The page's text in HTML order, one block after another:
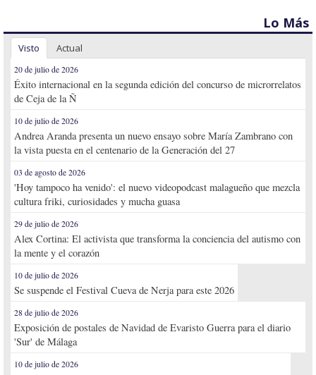
Lo Más
Visto Actual
20 de julio de 2026
Éxito internacional en la segunda edición del concurso de microrrelatos
de Ceja de la Ñ
10 de julio de 2026
Andrea Aranda presenta un nuevo ensayo sobre María Zambrano con
la vista puesta en el centenario de la Generación del 27
03 de agosto de 2026
'Hoy tampoco ha venido': el nuevo videopodcast malagueño que mezcla
cultura friki, curiosidades y mucha guasa
29 de julio de 2026
Alex Cortina: El activista que transforma la conciencia del autismo con
la mente y el corazón
10 de julio de 2026
Se suspende el Festival Cueva de Nerja para este 2026
28 de julio de 2026
Exposición de postales de Navidad de Evaristo Guerra para el diario
'Sur' de Málaga
10 de julio de 2026